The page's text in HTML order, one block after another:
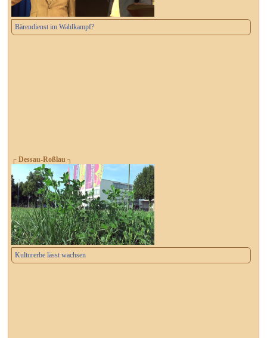
Bärendienst im Wahlkampf?
┌ Dessau-Roßlau ┐
Kulturerbe lässt wachsen